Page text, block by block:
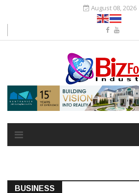
August 08, 2026
BUSINESS